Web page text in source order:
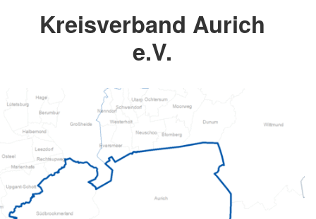
Kreisverband Aurich
e.V.